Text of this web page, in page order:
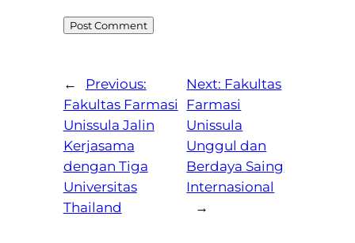
←
Previous:
Fakultas Farmasi
Unissula Jalin
Kerjasama
dengan Tiga
Universitas
Thailand
Next: Fakultas
Farmasi
Unissula
Unggul dan
Berdaya Saing
Internasional
→